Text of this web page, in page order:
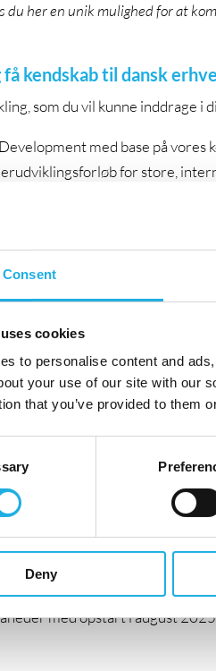
Consent
cookies
to personalise content and
your use of our site with our
that you’ve provided to them
Deny
du her en unik mulighed for at
kendskab til dansk
som du vil kunne inddrage i
med base på vores
for store,
inden for mange forskellige
arbejde. Undervejs i dit
det vil sige at være
i huset. Herudover bliver du en
konkret omfatter dine
lederudviklingsprojekter hos
kunder
med vores konsulenter
(Power
og du vil hurtigt mærke, at
et uformelt arbejdsmiljø, hvor
varierede hverdage med en
en onboarding plan, som
af vores kultur og
med opstart i august